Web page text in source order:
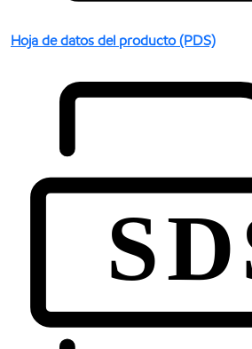
Hoja de datos del producto (PDS)